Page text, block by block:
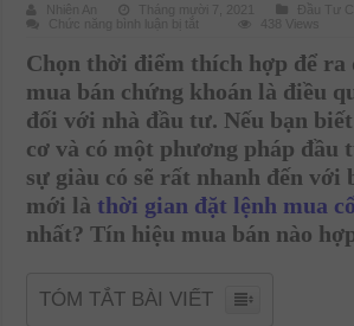
Nhiên An Tháng mười 7, 2021
Đầu Tư
Chức năng bình luận bị tắt
vàng
đặt
mua
phiếu
nhất,
hiệu
mua
bán
Chọn thời điểm thích hợp để ra
mua bán chứng khoán là điều
đối với nhà đầu tư. Nếu bạn
cơ và có một phương pháp đầu
sự giàu có sẽ rất nhanh đến với
mới làthời gian đặt lệnh mua
nhất? Tín hiệu mua bán nào
TÓM TẮT BÀI VIẾT